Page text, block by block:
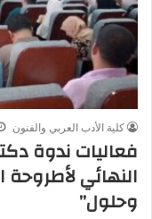
كلية الأدب العربي والفنون
فعاليات ندوة
النهائي لأطروحة
وحلول”